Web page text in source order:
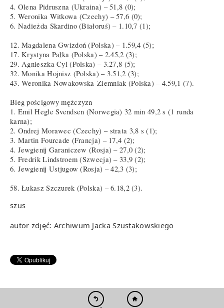
4. Olena Pidruszna (Ukraina) – 51,8 (0);
5. Weronika Witkowa (Czechy) – 57,6 (0);
6. Nadieżda Skardino (Białoruś) – 1.10,7 (1);
12. Magdalena Gwizdoń (Polska) – 1.59,4 (5);
17. Krystyna Pałka (Polska) – 2.45,2 (3);
29. Agnieszka Cyl (Polska) – 3.27,8 (5);
32. Monika Hojnisz (Polska) – 3.51,2 (3);
43. Weronika Nowakowska-Ziemniak (Polska) – 4.59,1 (7).
Bieg pościgowy mężczyzn
1. Emil Hegle Svendsen (Norwegia) 32 min 49,2 s (1 runda
karna);
2. Ondrej Morawec (Czechy) – strata 3,8 s (1);
3. Martin Fourcade (Francja) – 17,4 (2);
4. Jewgienij Garaniczew (Rosja) – 27,0 (2);
5. Fredrik Lindstroem (Szwecja) – 33,9 (2);
6. Jewgienij Ustjugow (Rosja) – 42,3 (3);
58. Łukasz Szczurek (Polska) – 6.18,2 (3).
szus
autor zdjęć: Archiwum Jacka Szustakowskiego